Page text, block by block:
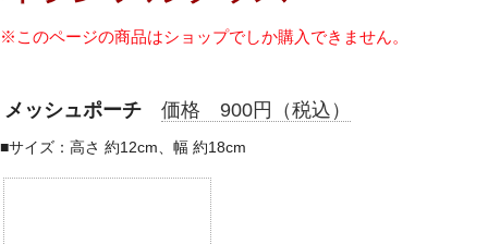
※このページの商品はショップでしか購入できません。
メッシュポーチ 価格 900円（税込）
■サイズ：高さ 約12cm、幅 約18cm